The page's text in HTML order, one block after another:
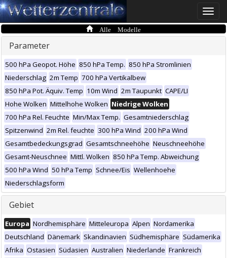
Toggle
Alle Modelle
Parameter
500 hPa Geopot. Höhe 850 hPa Temp. 850 hPa Stromlinien
Niederschlag 2m Temp 700 hPa Vertikalbew
850 hPa Pot. Äquiv. Temp 10m Wind 2m Taupunkt CAPE/LI
Hohe Wolken Mittelhohe Wolken Niedrige Wolken
700 hPa Rel. Feuchte Min/Max Temp. Gesamtniederschlag
Spitzenwind 2m Rel. feuchte 300 hPa Wind 200 hPa Wind
Gesamtbedeckungsgrad Gesamtschneehöhe Neuschneehöhe
Gesamt-Neuschnee Mittl. Wolken 850 hPa Temp. Abweichung
500 hPa Wind 50 hPa Temp Schnee/Eis Wellenhoehe
Niederschlagsform
Gebiet
Europa Nordhemisphäre Mitteleuropa Alpen Nordamerika
Deutschland Dänemark Skandinavien Südhemisphäre Südamerika
Afrika Ostasien Südasien Australien Niederlande Frankreich